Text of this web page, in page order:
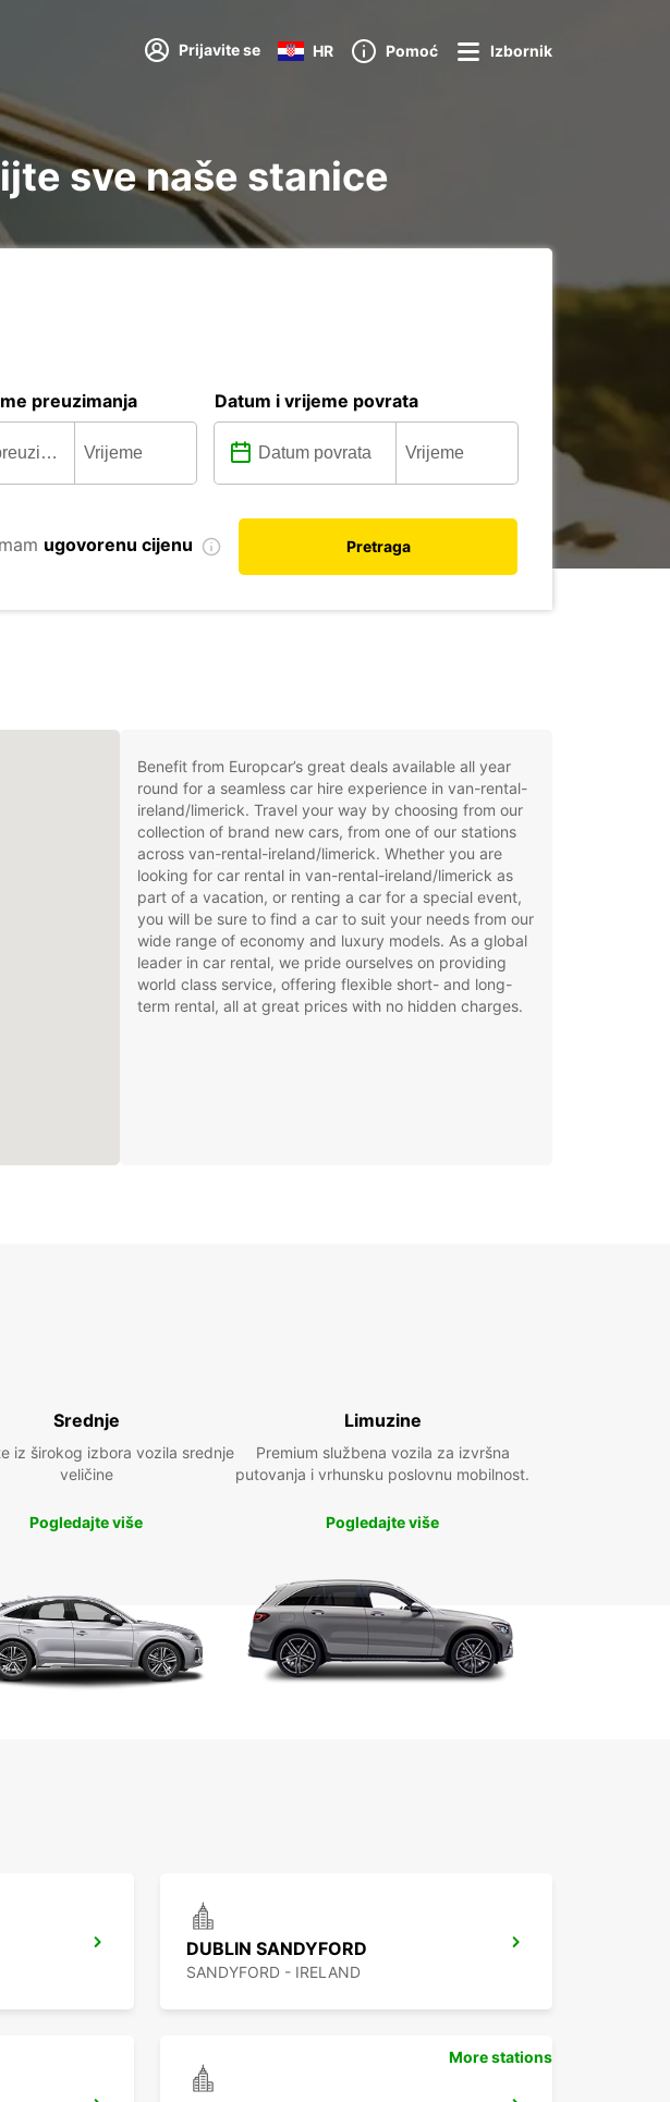
Prijavite se HR Pomoć Izbornik
sve naše stanice
preuzimanja Datum i vrijeme povrata
ugovorenu cijenu Pretraga
Benefit from Europcar’s great deals available all year
round for a seamless car hire experience in van-rental-
ireland/limerick. Travel your way by choosing from our
collection of brand new cars, from one of our stations
across van-rental-ireland/limerick. Whether you are
looking for car rental in van-rental-ireland/limerick as
part of a vacation, or renting a car for a special event,
you will be sure to find a car to suit your needs from our
wide range of economy and luxury models. As a global
leader in car rental, we pride ourselves on providing
world class service, offering flexible short- and long-
term rental, all at great prices with no hidden charges.
Srednje
iz širokog izbora vozila srednje
veličine
Pogledajte više
Limuzine
Premium službena vozila za izvršna
putovanja i vrhunsku poslovnu mobilnost.
Pogledajte više
DUBLIN SANDYFORD
SANDYFORD - IRELAND
More stations